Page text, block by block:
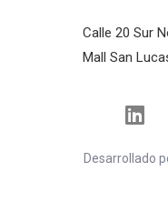
Calle 20 Sur
Mall San
Desarrollado